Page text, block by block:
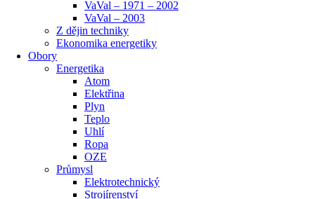
VaVal – 1971 – 2002
VaVal – 2003
Z dějin techniky
Ekonomika energetiky
Obory
Energetika
Atom
Elektřina
Plyn
Teplo
Uhlí
Ropa
OZE
Průmysl
Elektrotechnický
Strojírenství